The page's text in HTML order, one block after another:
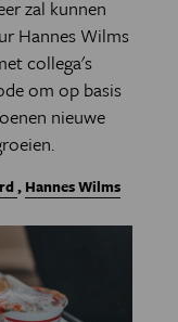
zal kunnen
Hannes Wilms
collega's
om op basis
nieuwe
, Hannes Wilms